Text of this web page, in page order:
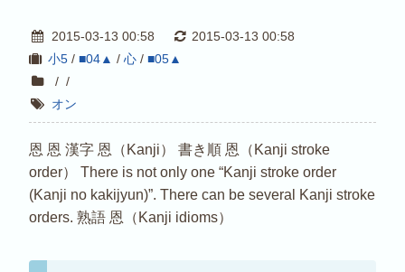
2015-03-13 00:58
2015-03-13 00:58
小5/ ■04▲ / 心/ ■05▲
/ /
オン
恩 恩 漢字 恩（Kanji） 書き順 恩（Kanji stroke
order） There is not only one “Kanji stroke order
(Kanji no kakijyun)”. There can be several Kanji stroke
orders. 熟語 恩（Kanji idioms）